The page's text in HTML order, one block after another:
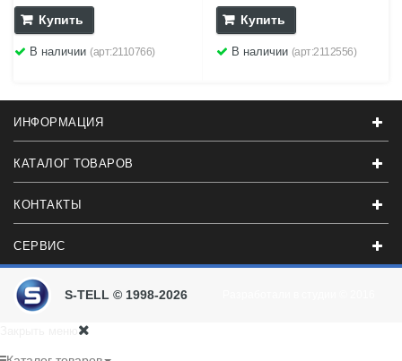
Купить
В наличии (арт:2110766)
Купить
В наличии (арт:2112556)
ИНФОРМАЦИЯ
КАТАЛОГ ТОВАРОВ
КОНТАКТЫ
СЕРВИС
S-TELL © 1998-2026